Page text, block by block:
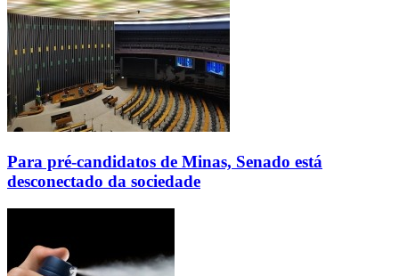
Para pré-candidatos de Minas, Senado está
desconectado da sociedade